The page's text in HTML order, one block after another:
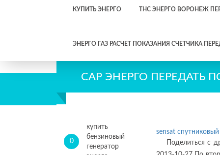
КУПИТЬ ЭНЕРГО ТНС ЭНЕРГО ВОРОНЕЖ
ЭНЕРГО ГАЗ РАСЧЕТ ПОКАЗАНИЯ СЧЕТЧИКА
САР ЭНЕРГО ПЕРЕДАТЬ
0
купить
бензиновый
генератор
sensat
Поделиться с